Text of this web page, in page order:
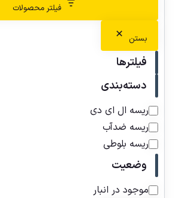
فیلتر محصولات
بستن
فیلترها
دسته‌بندی
ریسه ال ای دی
ریسه ضدآب
ریسه بلوطی
وضعیت
موجود در انبار